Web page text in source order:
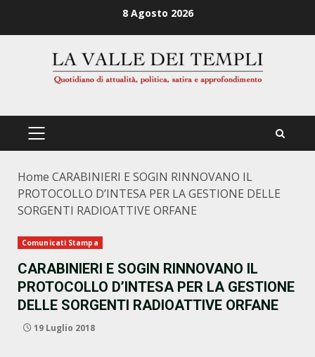
8 Agosto 2026
PRIMÄRES
Home CARABINIERI E SOGIN RINNOVANO IL
PROTOCOLLO D’INTESA PER LA GESTIONE DELLE
SORGENTI RADIOATTIVE ORFANE
Comunicati Stampa
CARABINIERI E SOGIN RINNOVANO IL
PROTOCOLLO D’INTESA PER LA GESTIONE
DELLE SORGENTI RADIOATTIVE ORFANE
19 Luglio 2018